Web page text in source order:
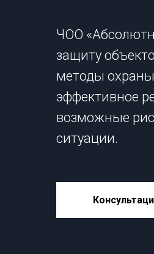
ЧОО
защиту
методы
эффективное
возможные
ситуации.